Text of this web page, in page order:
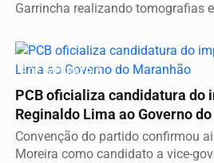
Garrincha realizando tomografias
É DE IMPERATRIZ
PCB oficializa candidatura do
Reginaldo Lima ao Governo
Convenção do partido confirmou
Moreira como candidato a vice-